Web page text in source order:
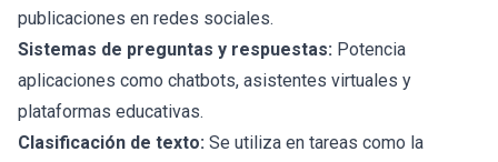
publicaciones en redes sociales.
Sistemas de preguntas y respuestas: Potencia
aplicaciones como chatbots, asistentes virtuales y
plataformas educativas.
Clasificación de texto: Se utiliza en tareas como la